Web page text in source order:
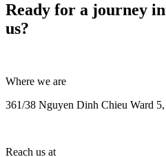
Ready for a journey
us?
Where we are
361/38 Nguyen Dinh Chieu Ward
Reach us at